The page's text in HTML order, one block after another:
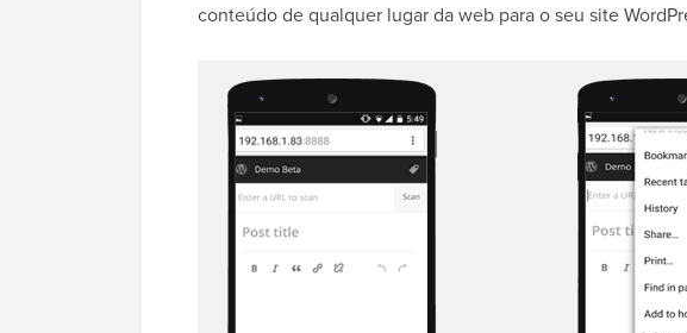
conteúdo de qualquer lugar da web para o seu site